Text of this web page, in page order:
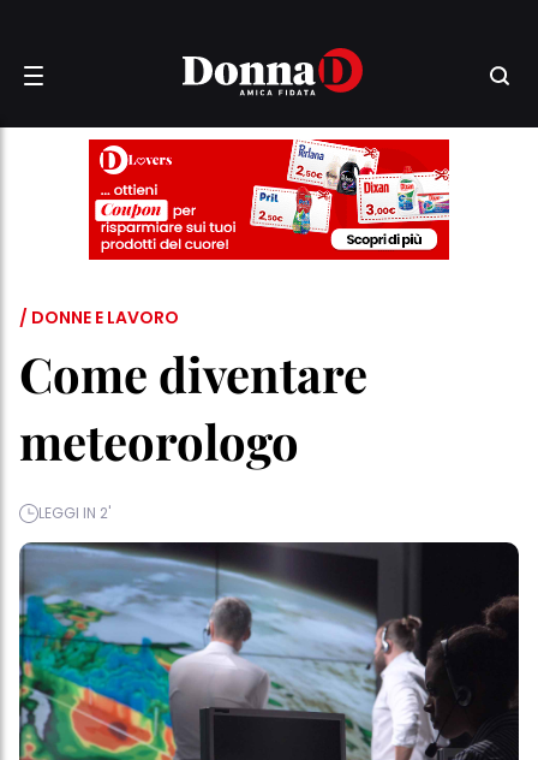
/ DONNE E LAVORO
Come diventare
meteorologo
LEGGI IN 2'